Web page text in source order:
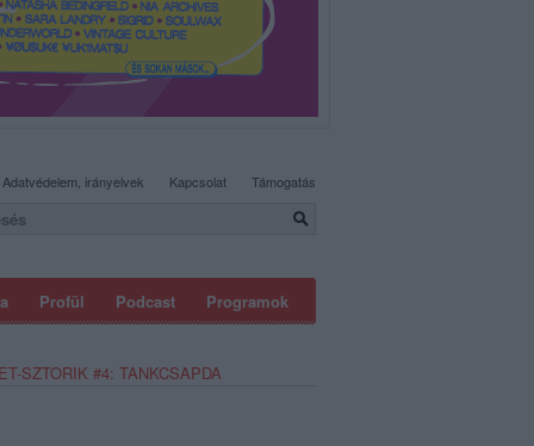
Profül Podcast Programok
Adatvédelem, irányelvek Kapcsolat Támogatás
SZTORIK #4: TANKCSAPDA